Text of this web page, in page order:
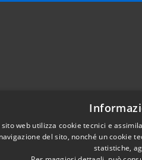
0884566206
info@montesantangelo.it
sito web utilizza cookie tecnici e
del sito, nonché un cookie
statistiche,